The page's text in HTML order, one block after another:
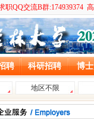
职QQ交流B群:174939374
聘 科研招聘 博